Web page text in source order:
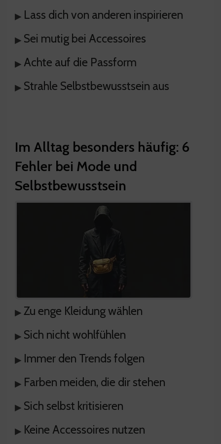
▸ Lass dich von anderen inspirieren
▸ Sei mutig bei Accessoires
▸ Achte auf die Passform
▸ Strahle Selbstbewusstsein aus
Im Alltag besonders häufig: 6
Fehler bei Mode und
Selbstbewusstsein
▸ Zu enge Kleidung wählen
▸ Sich nicht wohlfühlen
▸ Immer den Trends folgen
▸ Farben meiden, die dir stehen
▸ Sich selbst kritisieren
▸ Keine Accessoires nutzen